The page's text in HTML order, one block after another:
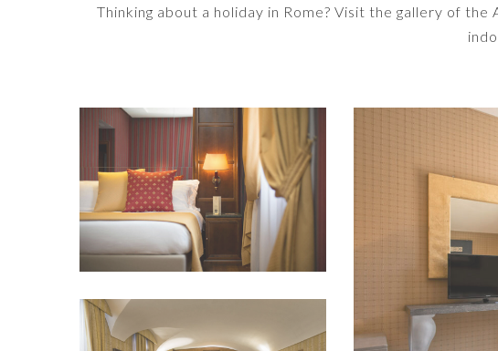
Thinking about a holiday in Rome? Visit the gallery of
VEDI IMMAGINE